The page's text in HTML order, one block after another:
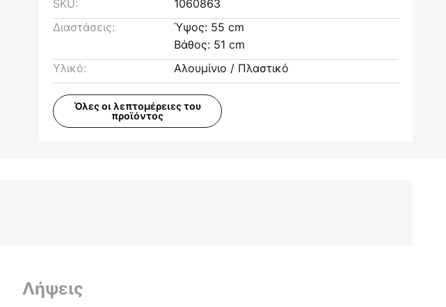
SKU:
1060863
Διαστάσεις:
Ύψος: 55 cm
Βάθος: 51 cm
Υλικό:
Αλουμίνιο / Πλαστικό
Όλες οι λεπτομέρειες του
προϊόντος
Λήψεις